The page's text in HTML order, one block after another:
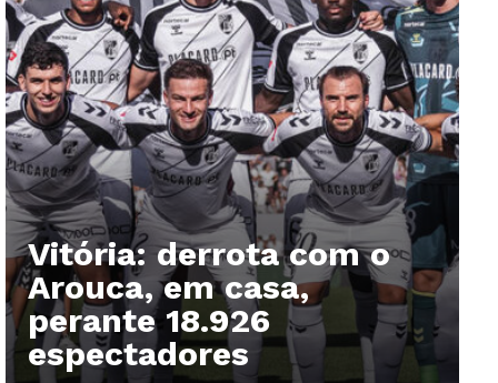
Vitória: derrota com o
Arouca, em casa,
perante 18.926
espectadores